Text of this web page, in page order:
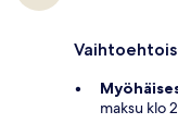
maksu klo